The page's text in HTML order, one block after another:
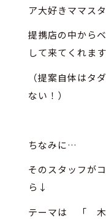
ア大好きママス
提携店の中から
して来てくれます
（提案自体はタ
ない！）
ちなみに…
そのスタッフが
ら↓
テーマは 「 木